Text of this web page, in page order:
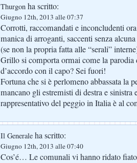
Thurgon ha scritto:
Giugno 12th, 2013 alle 07:37
Corrotti, raccomandati e inconcludenti
manica di arroganti, saccenti senza
(se non la propria fatta alle “serali”
Grillo si comporta ormai come la
d’accordo con il capo? Sei fuori!
Fortuna che si è perlomeno abbassata la
mancano gli estremisti di destra e sinistra
rappresentativo del peggio in Italia è al
Il Generale ha scritto:
Giugno 12th, 2013 alle 07:40
Cos’é… Le comunali vi hanno ridato